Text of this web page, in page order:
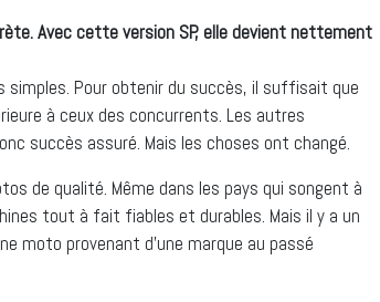
Avec cette version SP, elle devient nettement
Pour obtenir du succès, il suffisait que
à ceux des concurrents. Les autres
succès assuré. Mais les choses ont changé.
de qualité. Même dans les pays qui songent à
tout à fait fiables et durables. Mais il y a un
moto provenant d’une marque au passé